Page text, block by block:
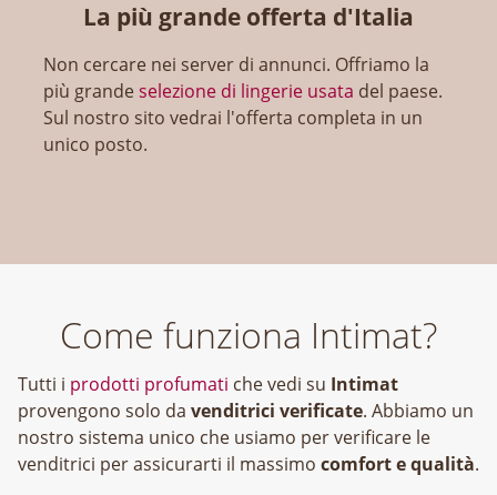
La più grande offerta d'Italia
Non cercare nei server di annunci. Offriamo la
più grandeselezione di lingerie usata del paese.
Sul nostro sito vedrai l'offerta completa in un
unico posto.
Come funziona Intimat?
Tutti i prodotti profumati che vedi su Intimat
provengono solo da venditrici verificate. Abbiamo un
nostro sistema unico che usiamo per verificare le
venditrici per assicurarti il massimo comfort e qualità.